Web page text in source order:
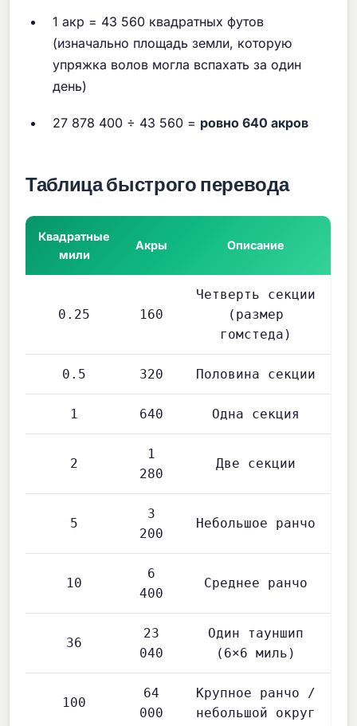
1 акр = 43 560 квадратных футов
(изначально площадь земли, которую
упряжка волов могла вспахать за один
день)
27 878 400 ÷ 43 560 = ровно 640 акров
Таблица быстрого перевода
Квадратные
мили
Акры Описание
0.25 160
Четверть секции
(размер
гомстеда)
0.5 320 Половина секции
1 640 Одна секция
2
1
280
Две секции
5
3
200
Небольшое ранчо
10
6
400
Среднее ранчо
36
23
040
Один тауншип
(6×6 миль)
100
64
000
Крупное ранчо /
небольшой округ